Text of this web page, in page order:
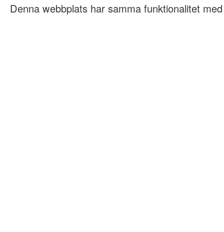
Denna webbplats har samma funktionalitet